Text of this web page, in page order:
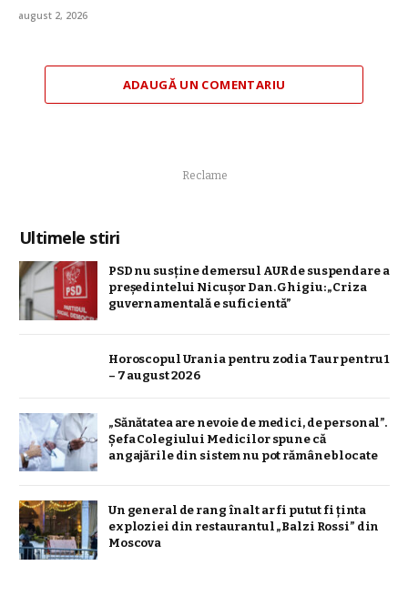
august 2, 2026
ADAUGĂ UN COMENTARIU
Reclame
Ultimele stiri
PSD nu susține demersul AUR de suspendare a
președintelui Nicușor Dan. Ghigiu: „Criza
guvernamentală e suficientă”
Horoscopul Urania pentru zodia Taur pentru 1
– 7 august 2026
„Sănătatea are nevoie de medici, de personal”.
Șefa Colegiului Medicilor spune că
angajările din sistem nu pot rămâne blocate
Un general de rang înalt ar fi putut fi ținta
exploziei din restaurantul „Balzi Rossi” din
Moscova